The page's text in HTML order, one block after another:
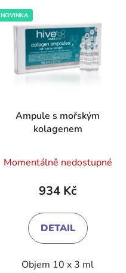
NOVINKA
Ampule s mořským
kolagenem
hodnocení
produktu
3,1
z
hvězdiček.
Momentálně nedostupné
934 Kč
DETAIL
Objem 10 x 3 ml